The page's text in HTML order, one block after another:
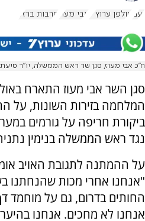
נעם אולפן ערוץ 7 אבי מעוז חרבות ברזל
ח”כ אבי מעוז, סגן שר ראש הממשלה, יו”ר סיעת
המלחמה בזירות השונות, על
ביקורת חריפה על גורמים
נגד ראש הממשלה בנימין
על ההמתנה לתגובת האויב
"אנחנו אחרי מכות שהנחתנו
החותים בדרום, גם על מוחמד
אנחנו לא מחכים. אנחנו